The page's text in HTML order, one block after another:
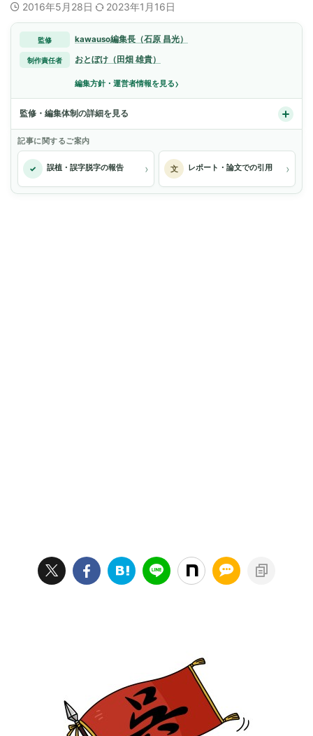
2016年5月28日 2023年1月16日
監修 kawauso編集長（石原 昌光）
制作責任者 おとぼけ（田畑 雄貴）
編集方針・運営者情報を見る›
監修・編集体制の詳細を見る
記事に関するご案内
✓ 誤植・誤字脱字の報告 › 文 レポート・論文での引用 ›